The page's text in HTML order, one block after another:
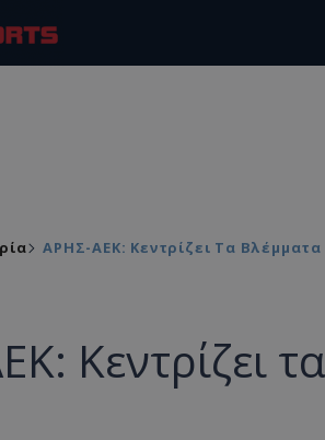
ΑΡΗΣ-ΑΕΚ: Κεντρίζει Τα
Κεντρίζει